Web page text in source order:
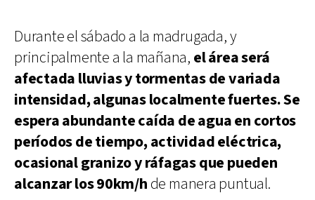
Durante el sábado a la madrugada, y
principalmente a la mañana, el área será
afectada lluvias y tormentas de variada
intensidad, algunas localmente fuertes. Se
espera abundante caída de agua en cortos
períodos de tiempo, actividad eléctrica,
ocasional granizo y ráfagas que pueden
alcanzar los 90km/h de manera puntual.